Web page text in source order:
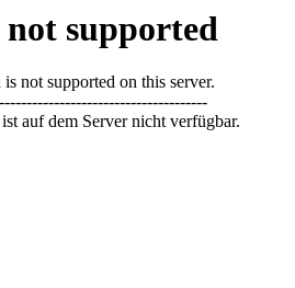
supported
not supported on this server.
auf dem Server nicht verfügbar.